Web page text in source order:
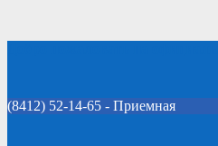
(8412) 52-14-65 - Приемная